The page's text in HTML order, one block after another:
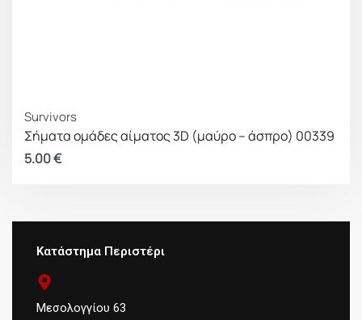
Survivors
Σήματα ομάδες αίματος 3D (μαύρο – άσπρο) 00339
5.00€
Κατάστημα Περιστέρι
Μεσολογγίου 63